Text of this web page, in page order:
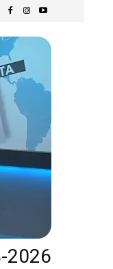
2026